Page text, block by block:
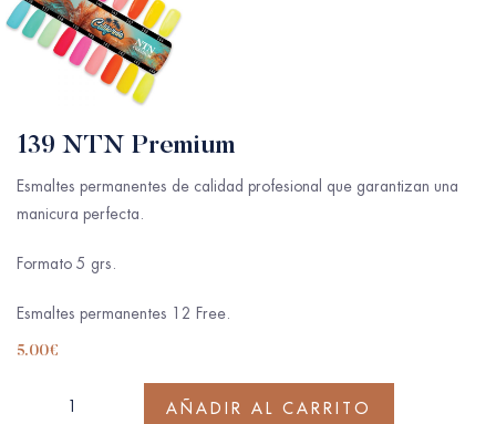
139 NTN Premium
Esmaltes permanentes de calidad profesional que garantizan una
manicura perfecta.
Formato 5 grs.
Esmaltes permanentes 12 Free.
5.00€
AÑADIR AL CARRITO